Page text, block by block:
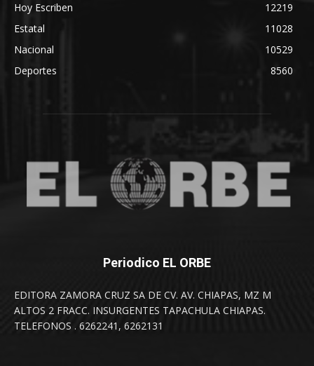
Hoy Escriben
12219
Estatal
11028
Nacional
10529
Deportes
8560
Periodico EL ORBE
EDITORA ZAMORA CRUZ SA DE CV. AV. CHIAPAS, MZ M
ALTOS 2 FRACC. INSURGENTES TAPACHULA CHIAPAS.
TELEFONOS . 6262241, 6262131